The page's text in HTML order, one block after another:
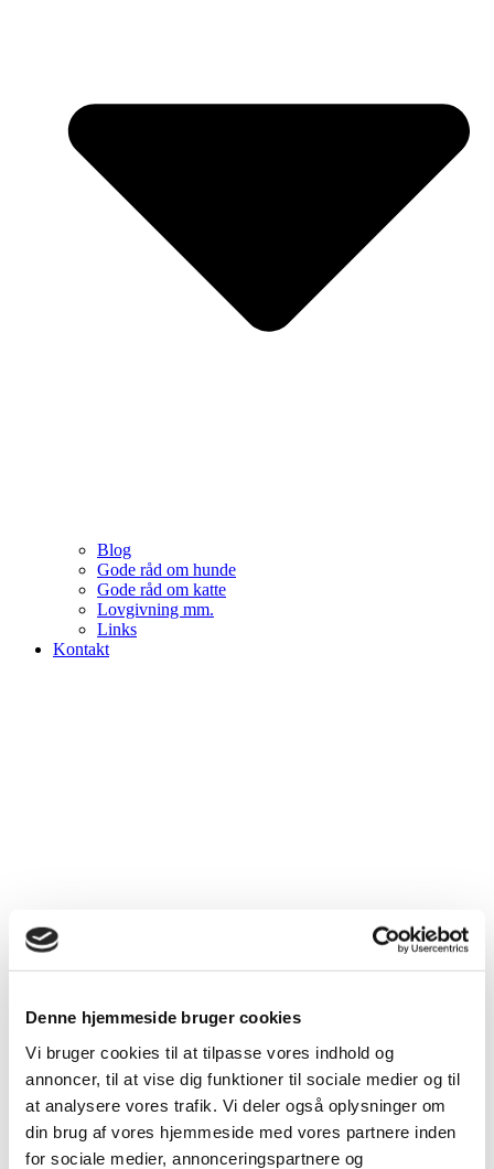
Denne hjemmeside bruger cookies
Vi bruger cookies til at tilpasse vores indhold og
annoncer, til at vise dig funktioner til sociale medier og til
at analysere vores trafik. Vi deler også oplysninger om
din brug af vores hjemmeside med vores partnere inden
for sociale medier, annonceringspartnere og
Blog
Gode råd om hunde
Gode råd om katte
Lovgivning mm.
Links
Kontakt